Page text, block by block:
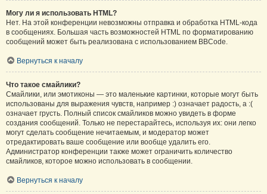
Могу ли я использовать HTML?
Нет. На этой конференции невозможны отправка и обработка HTML-кода
в сообщениях. Большая часть возможностей HTML по форматированию
сообщений может быть реализована с использованием BBCode.
Вернуться к началу
Что такое смайлики?
Смайлики, или эмотиконы — это маленькие картинки, которые могут быть
использованы для выражения чувств, например :) означает радость, а :(
означает грусть. Полный список смайликов можно увидеть в форме
создания сообщений. Только не перестарайтесь, используя их: они легко
могут сделать сообщение нечитаемым, и модератор может
отредактировать ваше сообщение или вообще удалить его.
Администратор конференции также может ограничить количество
смайликов, которое можно использовать в сообщении.
Вернуться к началу